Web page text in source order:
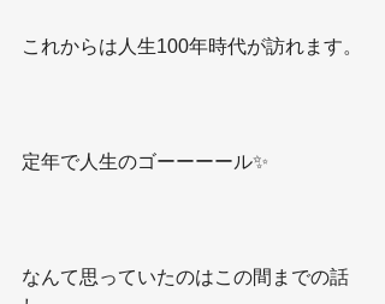
これからは人生100年時代が訪れます。
定年で人生のゴーーーール✨
なんて思っていたのはこの間までの話